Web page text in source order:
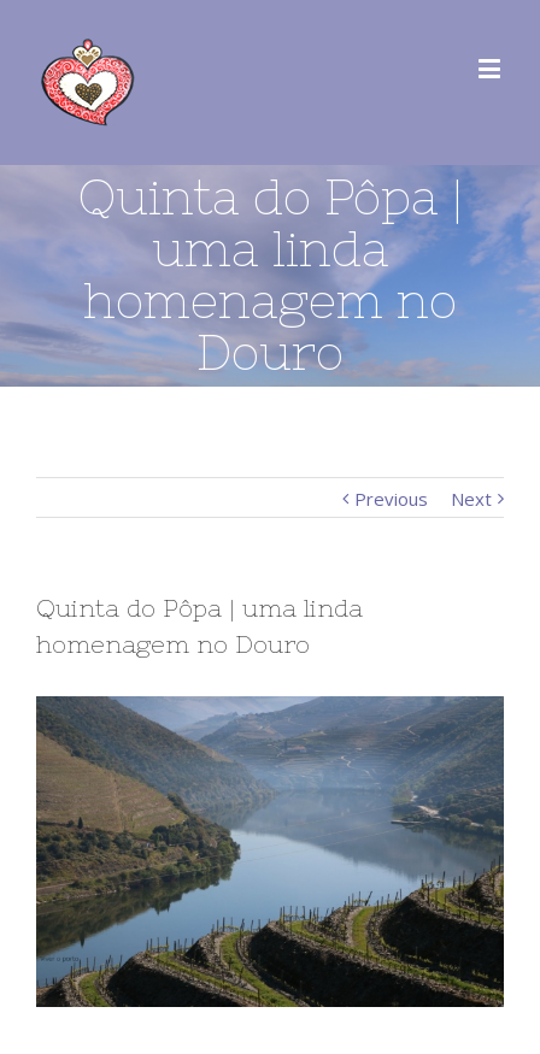
Quinta do Pôpa |
uma linda
homenagem no
Douro
Previous Next
Quinta do Pôpa | uma linda
homenagem no Douro